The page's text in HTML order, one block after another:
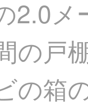
2.0
の戸
の箱